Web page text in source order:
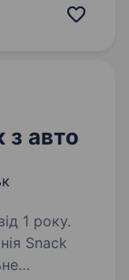
яка
з авто
1 року.